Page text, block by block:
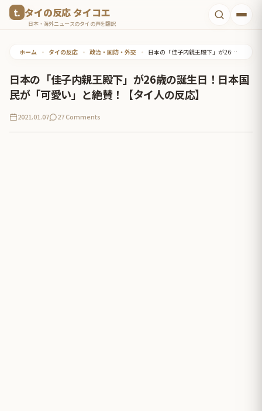
タイの反応 タイコエ
日本・海外ニュースのタイの声を翻訳
ホーム • タイの反応 • 政治・国防・外交 • 日本の「佳子内親王殿下」が26歳の誕生日！日本国民が「可愛い」と絶賛！【タイ人の反応】
日本の「佳子内親王殿下」が26歳の誕生日！日本国
民が「可愛い」と絶賛！【タイ人の反応】
2021.01.07 27 Comments